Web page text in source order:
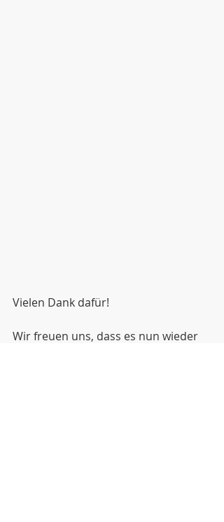
Vielen Dank dafür!
Wir freuen uns, dass es nun wieder